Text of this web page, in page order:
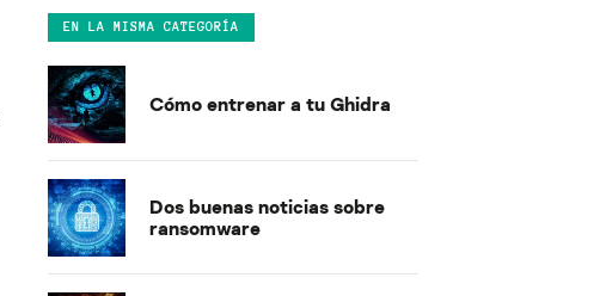
EN LA MISMA CATEGORÍA
Cómo entrenar a tu Ghidra
Dos buenas noticias sobre
ransomware